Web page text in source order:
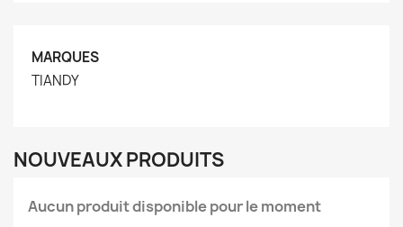
MARQUES
TIANDY
NOUVEAUX PRODUITS
Aucun produit disponible pour le moment